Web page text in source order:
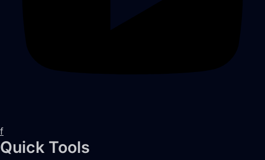
f
Quick Tools